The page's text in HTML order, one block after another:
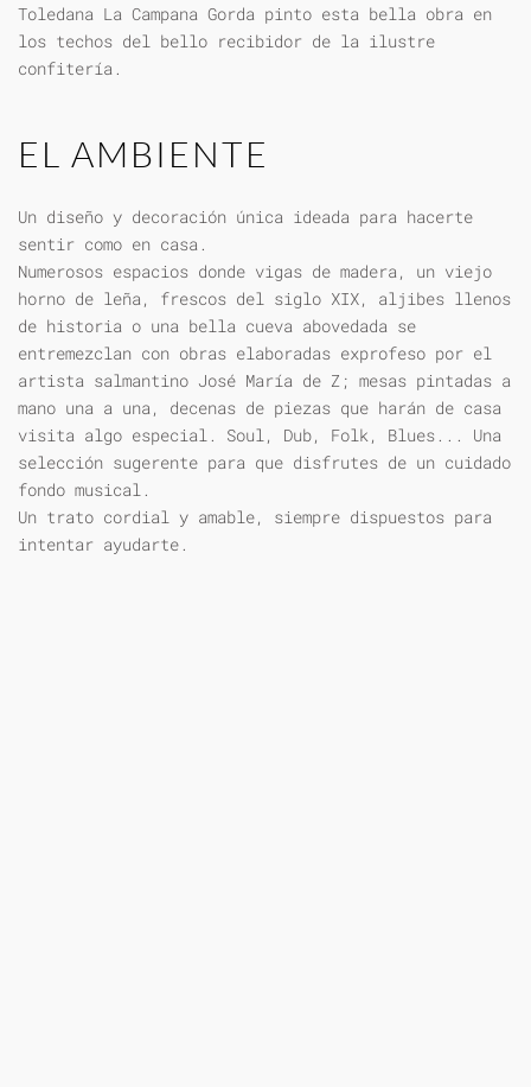
Toledana La Campana Gorda pinto esta bella obra en
los techos del bello recibidor de la ilustre
confitería.
EL AMBIENTE
Un diseño y decoración única ideada para hacerte
sentir como en casa.
Numerosos espacios donde vigas de madera, un viejo
horno de leña, frescos del siglo XIX, aljibes llenos
de historia o una bella cueva abovedada se
entremezclan con obras elaboradas exprofeso por el
artista salmantino José María de Z; mesas pintadas a
mano una a una, decenas de piezas que harán de casa
visita algo especial. Soul, Dub, Folk, Blues... Una
selección sugerente para que disfrutes de un cuidado
fondo musical.
Un trato cordial y amable, siempre dispuestos para
intentar ayudarte.